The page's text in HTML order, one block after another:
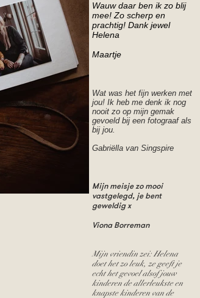
Wauw daar ben ik zo blij
mee! Zo scherp en
prachtig! Dank jewel
Helena
Maartje
Wat was het fijn werken met
jou! Ik heb me denk ik nog
nooit zo op mijn gemak
gevoeld bij een fotograaf als
bij jou.
Gabriëlla van Singspire
Mijn meisje zo mooi
vastgelegd, je bent
geweldig x
Viona Borreman
Mijn vriendin zei: Helena
doet het zo leuk, ze geeft je
echt het gevoel alsof jouw
kinderen de allerleukste en
knapste kinderen van de